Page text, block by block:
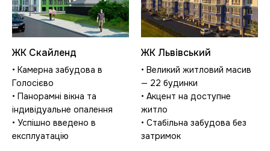
ЖК Скайленд
• Камерна забудова в
Голосієво
• Панорамні вікна та
індивідуальне опалення
• Успішно введено в
експлуатацію
ЖК Львівський
• Великий житловий масив
— 22 будинки
• Акцент на доступне
житло
• Стабільна забудова без
затримок